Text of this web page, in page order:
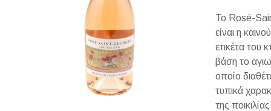
Το Rosé-
είναι η
ετικέτα του
βάση το
οποίο
τυπικά
της